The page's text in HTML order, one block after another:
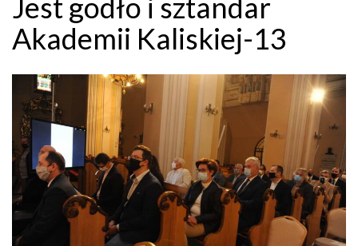
Akademii Kaliskiej-13